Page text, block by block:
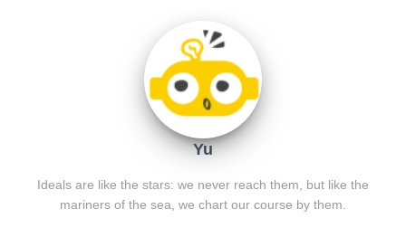
Yu
Ideals are like the stars: we never reach them, but like the
mariners of the sea, we chart our course by them.